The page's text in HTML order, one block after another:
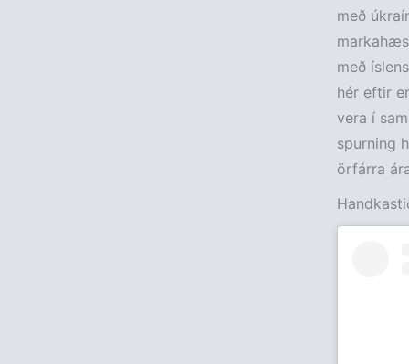
með
með
hér eftir
vera í
spurning
örfárra